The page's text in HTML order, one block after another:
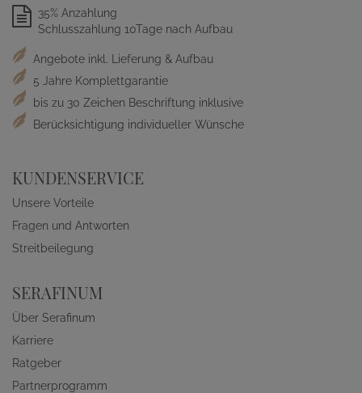
35% Anzahlung
Schlusszahlung 10Tage nach Aufbau
Angebote inkl. Lieferung & Aufbau
5 Jahre Komplettgarantie
bis zu 30 Zeichen Beschriftung inklusive
Berücksichtigung individueller Wünsche
KUNDENSERVICE
Unsere Vorteile
Fragen und Antworten
Streitbeilegung
SERAFINUM
Über Serafinum
Karriere
Ratgeber
Partnerprogramm